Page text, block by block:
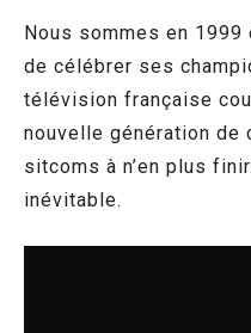
Nous sommes en 1999
de célébrer ses
télévision française
nouvelle génération de
sitcoms à n’en plus
inévitable.